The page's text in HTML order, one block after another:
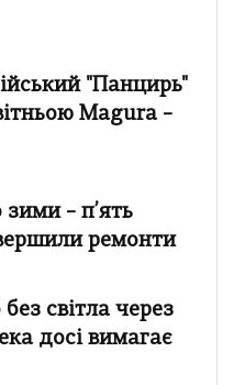
"Панцирь"
Magura –
зими – п’ять
ремонти
світла через
досі вимагає